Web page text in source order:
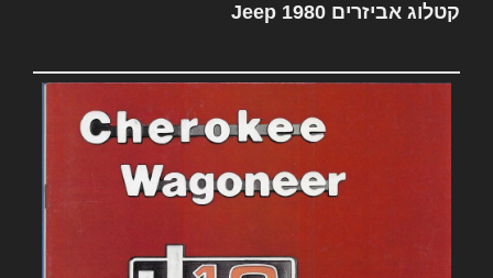
קטלוג אביזרים Jeep 1980